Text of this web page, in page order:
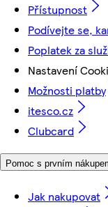
Přístupnost
Podívejte se,
Poplatek za
Nastavení
Možnosti platby
itesco.cz
Clubcard
Pomoc s prvním
Jak nakupovat